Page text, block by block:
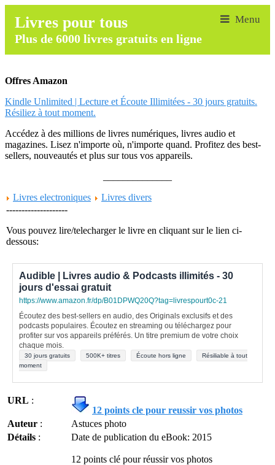
Livres pour tous
Plus de 6000 livres gratuits en ligne
Offres Amazon
Kindle Unlimited | Lecture et Écoute Illimitées - 30 jours gratuits.
Résiliez à tout moment.
Accédez à des millions de livres numériques, livres audio et
magazines. Lisez n'importe où, n'importe quand. Profitez des best-
sellers, nouveautés et plus sur tous vos appareils.
Livres electroniques
Livres divers
--------------------
Vous pouvez lire/telecharger le livre en cliquant sur le lien ci-
dessous:
Audible | Livres audio & Podcasts illimités - 30
jours d'essai gratuit
https://www.amazon.fr/dp/B01DPWQ20Q?tag=livrespourt0c-21
Écoutez des best-sellers en audio, des Originals exclusifs et des
podcasts populaires. Écoutez en streaming ou téléchargez pour
profiter sur vos appareils préférés. Un titre premium de votre choix
chaque mois.
30 jours gratuits 500K+ titres Écoute hors ligne
Résiliable à tout
moment
URL :
12 points cle pour reussir vos photos
Auteur :
Astuces photo
Détails : Date de publication du eBook: 2015
12 points clé pour réussir vos photos